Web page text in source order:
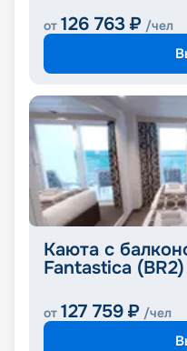
от 126 763 ₽ /чел
Каюта с
Fantastica (BR2)
от 127 759 ₽ /чел